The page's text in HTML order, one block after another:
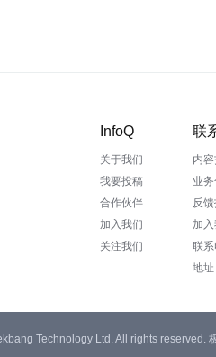
InfoQ
关于我们
我要投稿
合作伙伴
加入我们
关注我们
联
内
业
反
加
联
地
Technology Ltd. All rights reserved.